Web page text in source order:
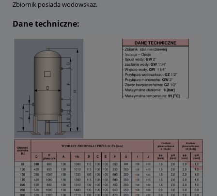
Zbiornik posiada wodowskaz.
Dane techniczne: